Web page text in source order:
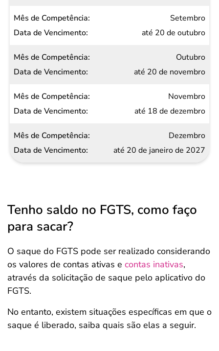
Setembro
até 20 de outubro
Outubro
até 20 de novembro
Novembro
até 18 de dezembro
Dezembro
até 20 de janeiro de 2027
Tenho saldo no FGTS, como faço
para sacar?
O saque do FGTS pode ser realizado considerando
os valores de contas ativas e contas inativas,
através da solicitação de saque pelo aplicativo do
FGTS.
No entanto, existem situações específicas em que o
saque é liberado, saiba quais são elas a seguir.